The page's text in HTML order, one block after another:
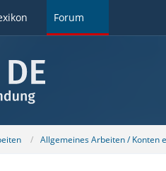
Forum
Allgemeines Arbeiten / Konten